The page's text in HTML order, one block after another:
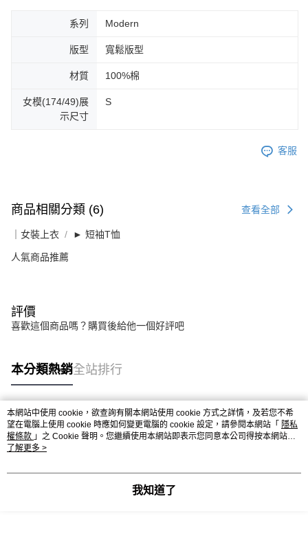
系列 Modern
版型 寬鬆版型
材質 100%棉
女模(174/49)展
示尺寸
S
客服
商品相關分類 (6) 查看全部
｜女裝上衣 ► 短袖T恤
人氣商品推薦
評價
喜歡這個商品嗎？購買後給他一個好評吧
本分類熱銷全站排行
熱門標籤
本網站中使用 cookie，欲查詢有關本網站使用 cookie 方式之詳情，及若您不希
望在電腦上使用 cookie 時應如何變更電腦的 cookie 設定，請參閱本網站「 隱私
權條款 」之 Cookie 聲明。您繼續使用本網站即表示您同意本公司得按本網站使
用條款之 Cookie 聲明使用 cookie。
了解更多 >
我知道了